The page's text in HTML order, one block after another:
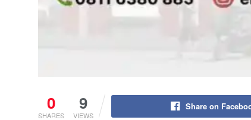
0
SHARES
9
VIEWS
Share on